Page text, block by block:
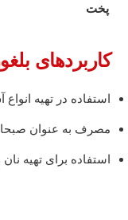
پخت
کاربردهای
استفاده در تهیه
مصرف به عنوان
استفاده برای تهیه